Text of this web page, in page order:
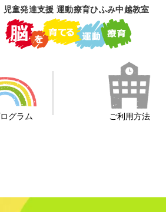
童発達支援 運動療育ひふみ中越教室
グラム ご利用方法